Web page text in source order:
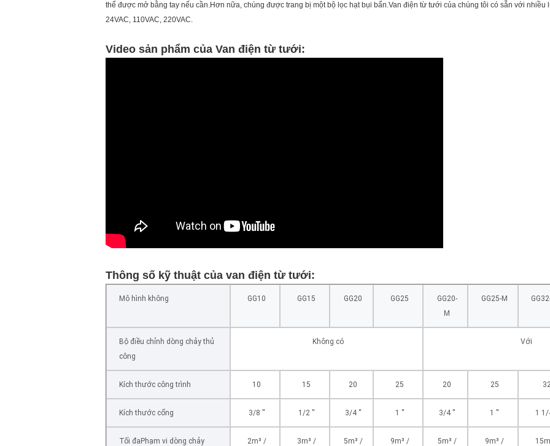
thể được mở bằng tay nếu cần.Hơn nữa, chúng được trang bị một bộ lọc hạt bụi bẩn.Van điện từ tưới của chúng tôi có sẵn với
24VAC, 110VAC, 220VAC.
Video sản phẩm của Van điện từ tưới:
Thông số kỹ thuật của van điện từ tưới:
Mô hình không GG10 GG15 GG20 GG25
GG20-
M
GG25-M
Bộ điều chỉnh dòng chảy thủ
công
Không có Với
Kích thước công trình 10 15 20 25 20 25
Kích thước cổng 3/8 '' 1/2 '' 3/4 '' 1 '' 3/4 '' 1 '' 1 1/
Tối đaPhạm vi dòng chảy
2m³ /
3m³ /
5m³ /
9m³ /
5m³ /
9m³ /